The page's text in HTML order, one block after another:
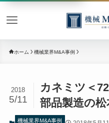
ホーム 機械業界M&A事例
カネミツ＜
部品製造の
2018
5/11
機械業界M&A事例